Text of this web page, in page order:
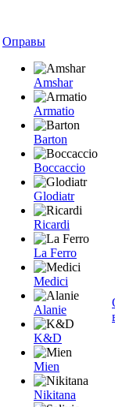
Оправы
Amshar
Armatio
Barton
Boccaccio
Glodiatr
Ricardi
La Ferro
Medici
Alanie
K&D
Mien
Nikitana